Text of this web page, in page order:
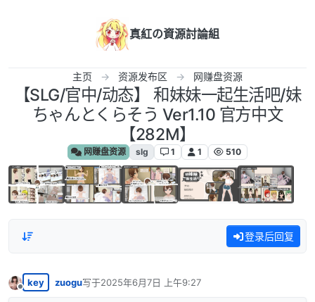
真紅の資源討論組
主页 资源发布区 网赚盘资源
【SLG/官中/动态】 和妹妹一起生活吧/妹
ちゃんとくらそう Ver1.10 官方中文
【282M】
网赚盘资源 slg 1 1 510
登录后回复
离线
key zuogu写于2025年6月7日 上午9:27
最后由 编辑